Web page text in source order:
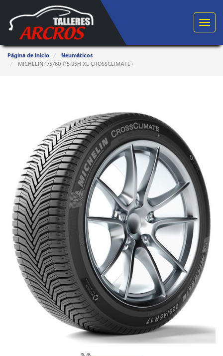
Toggle
Estas
aquí:
Página de inicio
Neumáticos
MICHELIN 175/60R15 85H XL CROSSCLIMATE+